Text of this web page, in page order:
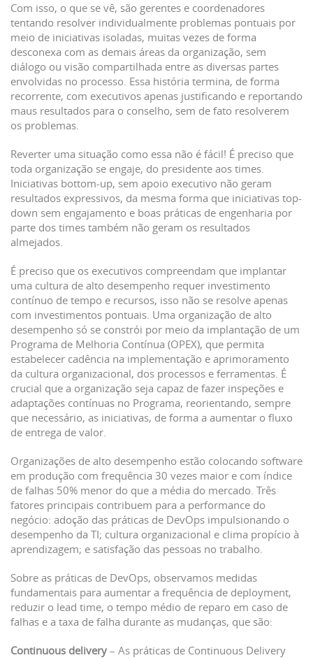
Com isso, o que se vê, são gerentes e coordenadores
tentando resolver individualmente problemas pontuais por
meio de iniciativas isoladas, muitas vezes de forma
desconexa com as demais áreas da organização, sem
diálogo ou visão compartilhada entre as diversas partes
envolvidas no processo. Essa história termina, de forma
recorrente, com executivos apenas justificando e reportando
maus resultados para o conselho, sem de fato resolverem
os problemas.
Reverter uma situação como essa não é fácil! É preciso que
toda organização se engaje, do presidente aos times.
Iniciativas bottom-up, sem apoio executivo não geram
resultados expressivos, da mesma forma que iniciativas top-
down sem engajamento e boas práticas de engenharia por
parte dos times também não geram os resultados
almejados.
É preciso que os executivos compreendam que implantar
uma cultura de alto desempenho requer investimento
contínuo de tempo e recursos, isso não se resolve apenas
com investimentos pontuais. Uma organização de alto
desempenho só se constrói por meio da implantação de um
Programa de Melhoria Contínua (OPEX), que permita
estabelecer cadência na implementação e aprimoramento
da cultura organizacional, dos processos e ferramentas. É
crucial que a organização seja capaz de fazer inspeções e
adaptações contínuas no Programa, reorientando, sempre
que necessário, as iniciativas, de forma a aumentar o fluxo
de entrega de valor.
Organizações de alto desempenho estão colocando software
em produção com frequência 30 vezes maior e com índice
de falhas 50% menor do que a média do mercado. Três
fatores principais contribuem para a performance do
negócio: adoção das práticas de DevOps impulsionando o
desempenho da TI; cultura organizacional e clima propício à
aprendizagem; e satisfação das pessoas no trabalho.
Sobre as práticas de DevOps, observamos medidas
fundamentais para aumentar a frequência de deployment,
reduzir o lead time, o tempo médio de reparo em caso de
falhas e a taxa de falha durante as mudanças, que são:
Continuous delivery – As práticas de Continuous Delivery